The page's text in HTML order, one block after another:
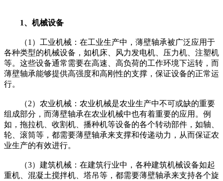
1、机械设备
（1）工业机械：在工业生产中，薄壁轴承被广泛应用于
各种类型的机械设备，如机床、风力发电机、压力机、注塑机
等。这些设备通常需要在高速、高负荷的工作环境下运转，而
薄壁轴承能够提供高强度和高刚性的支撑，保证设备的正常运
行。
（2）农业机械：农业机械是农业生产中不可或缺的重要
组成部分，而薄壁轴承在农业机械中也有着重要的应用。例
如，拖拉机、收割机、播种机等设备的各个转动部件，如轴、
轮、滚筒等，都需要薄壁轴承来支撑和传递动力，从而保证农
业生产的有效进行。
（3）建筑机械：在建筑行业中，各种建筑机械设备如起
重机、混凝土搅拌机、塔吊等，都需要薄壁轴承来支持各个旋